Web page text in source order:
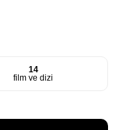
14
film ve dizi